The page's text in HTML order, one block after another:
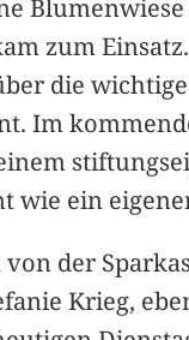
zum
die
Im
wie ein
der
Krieg,